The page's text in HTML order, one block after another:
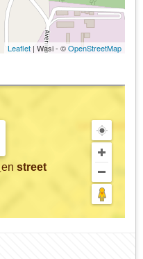
Leaflet | Wasi - ©OpenStreetMap
en street